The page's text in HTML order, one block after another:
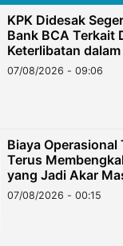
KPK Didesak
Bank BCA Terkait
Keterlibatan
Hilangnya Dana
Miliar
07/08/2026 - 09:06
Biaya Operasional
Terus
yang Jadi Akar
07/08/2026 - 00:15